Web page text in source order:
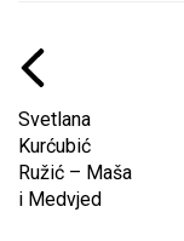
Svetlana
Kurćubić
Ružić – Maša
i Medvjed